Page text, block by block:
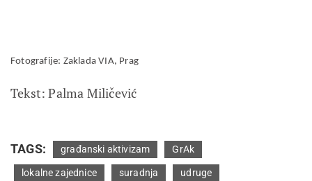
Fotografije: Zaklada VIA, Prag
Tekst: Palma Miličević
TAGS: građanski aktivizam GrAk
lokalne zajednice suradnja udruge